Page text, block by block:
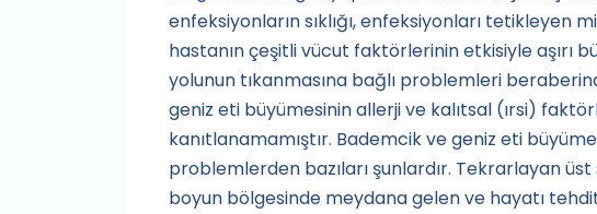
enfeksiyonların sıklığı, enfeksiyonları tetikleyen
hastanın çeşitli vücut faktörlerinin etkisiyle aşırı
yolunun tıkanmasına bağlı problemleri
geniz eti büyümesinin allerji ve kalıtsal (ırsi)
kanıtlanamamıştır. Bademcik ve geniz eti
problemlerden bazıları şunlardır. Tekrarlayan
boyun bölgesinde meydana gelen ve hayatı